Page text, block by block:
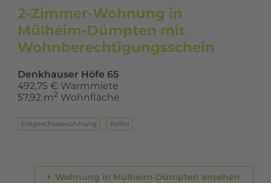
2-Zimmer-Wohnung in
Mülheim-Dümpten mit
Wohnberechtigungsschein
Denkhauser Höfe 65
492,75 € Warmmiete
57,92 m2 Wohnfläche
Erd­ge­schoss­woh­nung Keller
Wohnung in Mülheim-Dümpten ansehen